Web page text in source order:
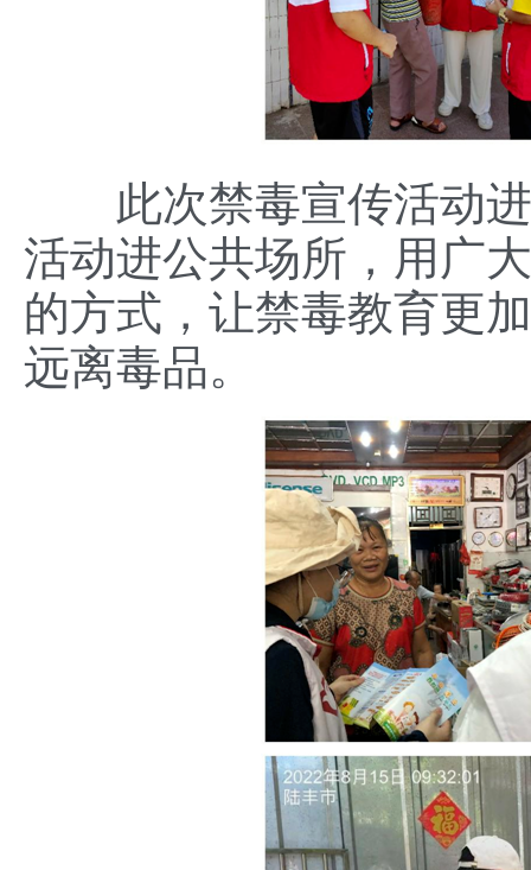
此次禁毒宣传活动
活动进公共场所，用广
的方式，让禁毒教育更
远离毒品。